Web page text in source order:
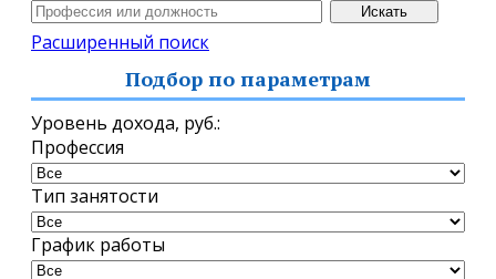
Расширенный поиск
Подбор по параметрам
Уровень дохода, руб.:
Профессия
Тип занятости
График работы